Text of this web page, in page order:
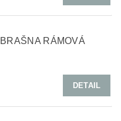
RÁMOVÁ
DETAIL